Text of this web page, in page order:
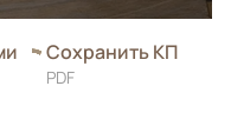
Сохранить КП
PDF